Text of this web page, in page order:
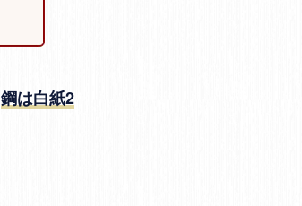
鋼は白紙2